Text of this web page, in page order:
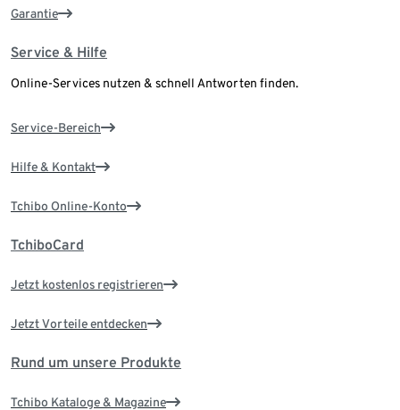
Garantie
Service & Hilfe
Online-Services nutzen & schnell Antworten finden.
Service-Bereich
Hilfe & Kontakt
Tchibo Online-Konto
TchiboCard
Jetzt kostenlos registrieren
Jetzt Vorteile entdecken
Rund um unsere Produkte
Tchibo Kataloge & Magazine